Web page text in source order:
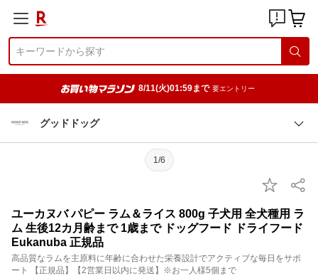
8/11(火)01:59まで 要エントリー
グッドドッグ
1/6
ユーカヌバ パピー ラム＆ライス 800g 子犬用 全犬種用 ラ
ム 生後12カ月齢まで 1歳まで ドッグフード ドライフード
Eukanuba 正規品
高品質なラムを主原料に年齢に合わせた栄養設計でアクティブな毎日をサポ
ート 【正規品】【2営業日以内に発送】※お一人様5個まで